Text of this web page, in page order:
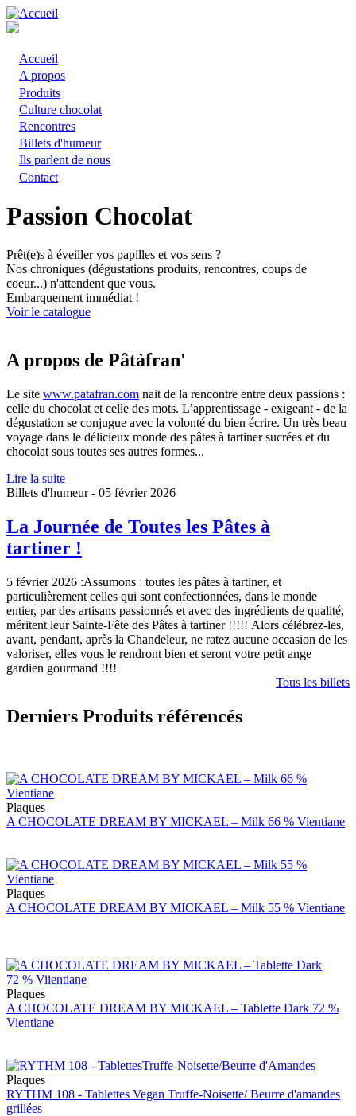
Aller
au
principal
Main
navigation
Accueil
A propos
Produits
Culture chocolat
Rencontres
Billets d'humeur
Ils parlent de nous
Contact
Passion Chocolat
Prêt(e)s à éveiller vos papilles et vos sens ?
Nos chroniques (dégustations produits, rencontres, coups de
coeur...) n'attendent que vous.
Embarquement immédiat !
Voir le catalogue
A propos de Pâtàfran'
Le site www.patafran.com nait de la rencontre entre deux passions :
celle du chocolat et celle des mots. L’apprentissage - exigeant - de la
dégustation se conjugue avec la volonté du bien écrire. Un très beau
voyage dans le délicieux monde des pâtes à tartiner sucrées et du
chocolat sous toutes ses autres formes...
Lire la suite
Billets d'humeur - 05 février 2026
La Journée de Toutes les Pâtes à
tartiner !
5 février 2026 :Assumons : toutes les pâtes à tartiner, et
particulièrement celles qui sont confectionnées, dans le monde
entier, par des artisans passionnés et avec des ingrédients de qualité,
méritent leur Sainte-Fête des Pâtes à tartiner !!!!! Alors célébrez-les,
avant, pendant, après la Chandeleur, ne ratez aucune occasion de les
valoriser, elles vous le rendront bien et seront votre petit ange
gardien gourmand !!!!
Tous les billets
Derniers Produits référencés
Plaques
A CHOCOLATE DREAM BY MICKAEL – Milk 66 % Vientiane
Plaques
A CHOCOLATE DREAM BY MICKAEL – Milk 55 % Vientiane
Plaques
A CHOCOLATE DREAM BY MICKAEL – Tablette Dark 72 %
Vientiane
Plaques
RYTHM 108 - Tablettes Vegan Truffe-Noisette/ Beurre d'amandes
grillées